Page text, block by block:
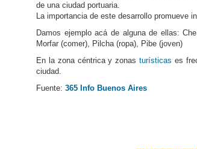
de una ciudad portuaria.
La importancia de este desarrollo promueve
Damos ejemplo acá de alguna de ellas:
Morfar (comer), Pilcha (ropa), Pibe (joven)
En la zona céntrica y zonasturísticas es
ciudad.
Fuente: 365 Info Buenos Aires